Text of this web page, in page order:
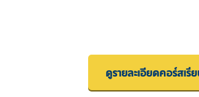
ดูรายละเอียดคอร์สเรี